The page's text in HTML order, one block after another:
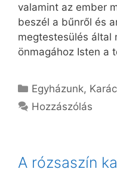
valamint az ember
beszél a bűnről és
megtestesülés által
önmagához Isten a
Kategória
Egyházunk,
Hozzászólás
A rózsaszín